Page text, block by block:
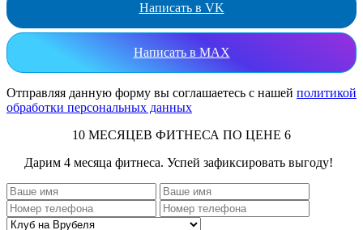
Написать в VK
Написать в MAX
Отправляя данную форму вы соглашаетесь с нашей политикой
обработки персональных данных
10 МЕСЯЦЕВ ФИТНЕСА ПО ЦЕНЕ 6
Дарим 4 месяца фитнеса. Успей зафиксировать выгоду!